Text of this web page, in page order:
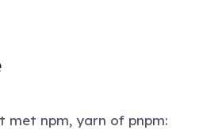
met npm, yarn of pnpm: